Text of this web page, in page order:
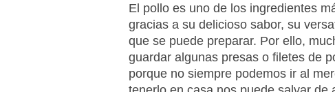
El pollo es uno de los ingredientes
gracias a su delicioso sabor, su
que se puede preparar. Por ello,
guardar algunas presas o filetes de
porque no siempre podemos ir al